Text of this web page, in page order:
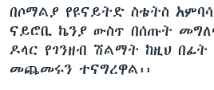
በሶማልያ የዩናይትድ ስቴትስ
ናይሮቢ ኬንያ ውስጥ በሰጡት
ዶላር የገንዘብ ሽልማት ከዚህ በፊት
መጨመሩን ተናግረዋል፡፡